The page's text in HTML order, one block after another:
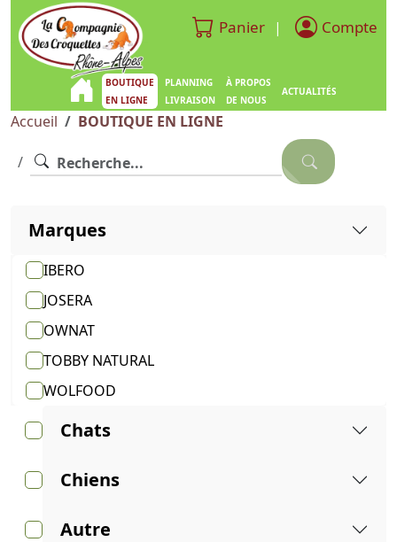
Panier | Compte
BOUTIQUE
EN LIGNE
PLANNING
LIVRAISON
À PROPOS
DE NOUS
ACTUALITÉS
Accueil BOUTIQUE EN LIGNE
Marques
IBERO
JOSERA
OWNAT
TOBBY NATURAL
WOLFOOD
Chats
Chiens
Autre